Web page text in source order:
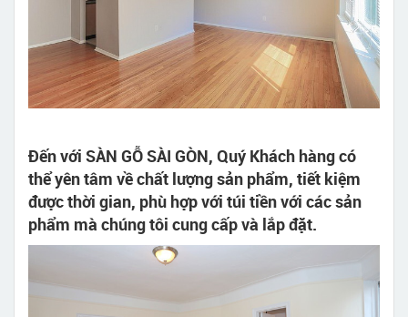
Đến với SÀN GỖ SÀI GÒN, Quý Khách hàng có
thể yên tâm về chất lượng sản phẩm, tiết kiệm
được thời gian, phù hợp với túi tiền với các sản
phẩm mà chúng tôi cung cấp và lắp đặt.